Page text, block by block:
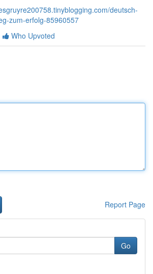
deutsch-
zum-erfolg-85960557
Who Upvoted
Report Page
Go